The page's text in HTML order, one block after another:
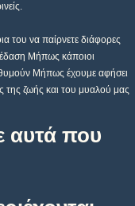
του να παίρνετε διάφορες
Μήπως κάποιοι
Μήπως έχουμε αφήσει
της ζωής και του μυαλού μας
αυτά που